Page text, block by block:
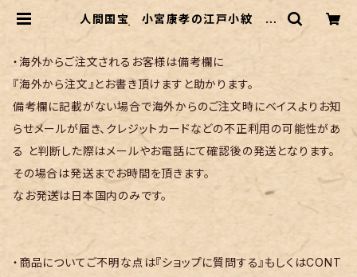
人間国宝 小宮康孝の江戸小紋 紫
・海外からご注文されるお客様は備考欄に
『海外から注文』とお書き頂けますと助かります。
備考欄に記載がない場合で海外からのご注文時にベイスよりお知
らせメールが届き、クレジットカードなどの不正利用の可能性があ
る と判断した際はメールやお電話にて確認後の発送となります。
その場合は発送までお時間を頂きます。
なお発送は日本国内のみです。
・商品についてご不明な点は『ショップに質問する』もしくはCONT